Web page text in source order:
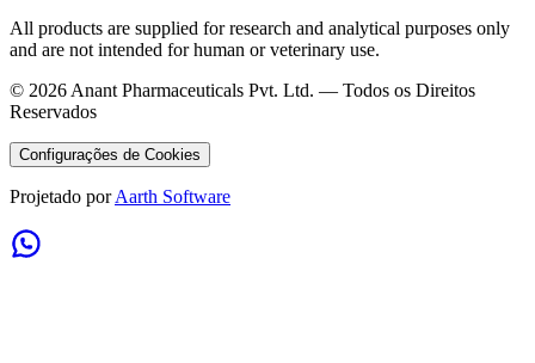
All products are supplied for research and analytical purposes only
and are not intended for human or veterinary use.
© 2026 Anant Pharmaceuticals Pvt. Ltd. — Todos os Direitos
Reservados
Configurações de Cookies
Projetado por Aarth Software